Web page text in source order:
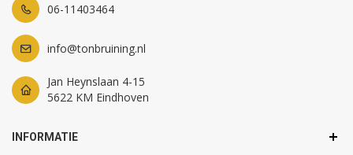
06-11403464
info@tonbruining.nl
Jan Heynslaan 4-15
5622 KM Eindhoven
INFORMATIE